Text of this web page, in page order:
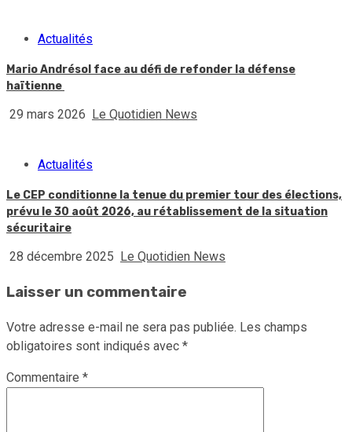
Actualités
Mario Andrésol face au défi de refonder la défense
haïtienne
29 mars 2026 Le Quotidien News
Actualités
Le CEP conditionne la tenue du premier tour des élections,
prévu le 30 août 2026, au rétablissement de la situation
sécuritaire
28 décembre 2025 Le Quotidien News
Laisser un commentaire
Votre adresse e-mail ne sera pas publiée. Les champs
obligatoires sont indiqués avec *
Commentaire *